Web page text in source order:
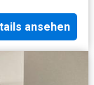
ansehen